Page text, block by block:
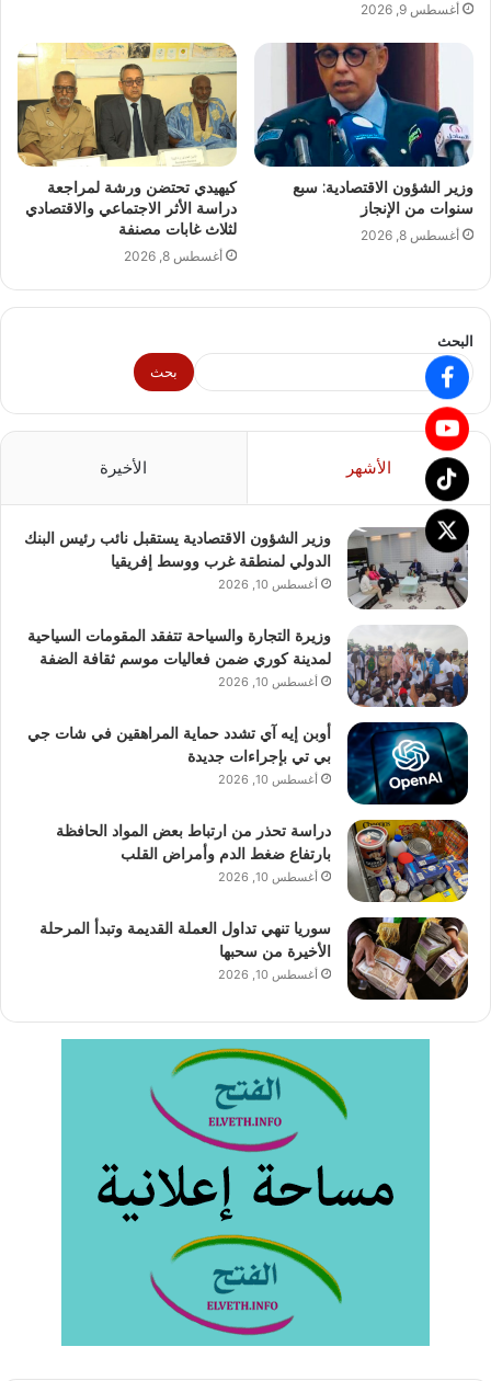
أغسطس 9, 2026
وزير الشؤون الاقتصادية: سبع
سنوات من الإنجاز
أغسطس 8, 2026
كيهيدي تحتضن ورشة لمراجعة
دراسة الأثر الاجتماعي والاقتصادي
لثلاث غابات مصنفة
أغسطس 8, 2026
البحث
بحث
الأشهر الأخيرة
وزير الشؤون الاقتصادية يستقبل نائب رئيس البنك
الدولي لمنطقة غرب ووسط إفريقيا
أغسطس 10, 2026
وزيرة التجارة والسياحة تتفقد المقومات السياحية
لمدينة كوري ضمن فعاليات موسم ثقافة الضفة
أغسطس 10, 2026
أوبن إيه آي تشدد حماية المراهقين في شات جي
بي تي بإجراءات جديدة
أغسطس 10, 2026
دراسة تحذر من ارتباط بعض المواد الحافظة
بارتفاع ضغط الدم وأمراض القلب
أغسطس 10, 2026
سوريا تنهي تداول العملة القديمة وتبدأ المرحلة
الأخيرة من سحبها
أغسطس 10, 2026